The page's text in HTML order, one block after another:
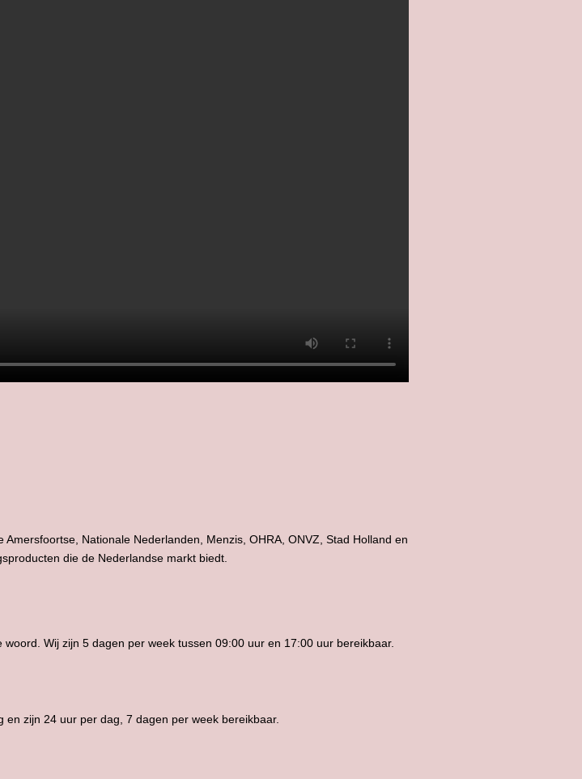
Nationale Nederlanden, Menzis, OHRA, ONVZ, Stad Holland en
die de Nederlandse markt biedt.
Wij zijn 5 dagen per week tussen 09:00 uur en 17:00 uur bereikbaar.
zijn 24 uur per dag, 7 dagen per week bereikbaar.